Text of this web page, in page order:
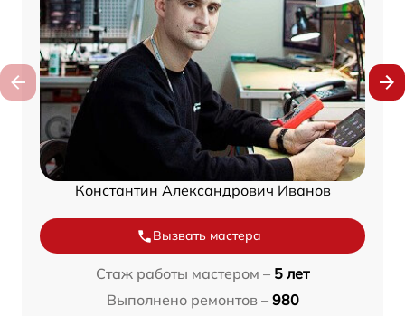
Константин Александрович Иванов
Вызвать мастера
Стаж работы мастером – 5 лет
Выполнено ремонтов – 980